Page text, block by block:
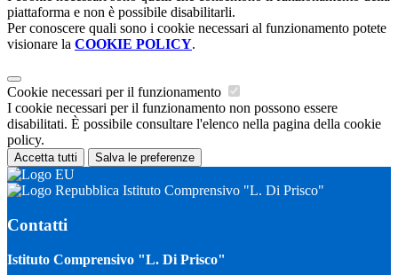
piattaforma e non è possibile disabilitarli.
Per conoscere quali sono i cookie necessari al funzionamento potete
visionare la COOKIE POLICY.
Cookie necessari per il funzionamento
I cookie necessari per il funzionamento non possono essere
disabilitati. È possibile consultare l'elenco nella pagina della cookie
policy.
Accetta tutti Salva le preferenze
Istituto Comprensivo "L. Di Prisco"
Contatti
Istituto Comprensivo "L. Di Prisco"